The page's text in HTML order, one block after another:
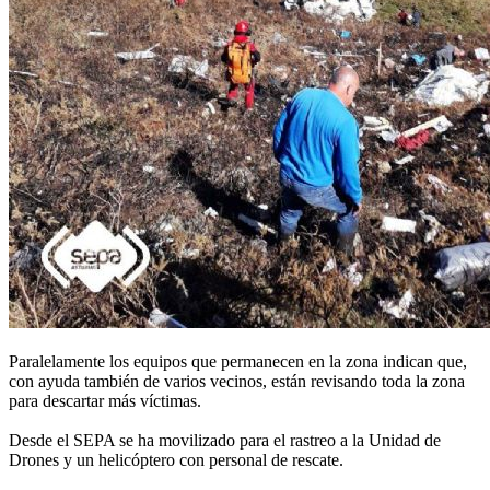
Paralelamente los equipos que permanecen en la zona indican que,
con ayuda también de varios vecinos, están revisando toda la zona
para descartar más víctimas.
Desde el SEPA se ha movilizado para el rastreo a la Unidad de
Drones y un helicóptero con personal de rescate.